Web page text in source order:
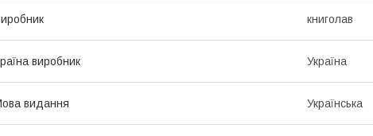
книголав
виробник Україна
видання Українська